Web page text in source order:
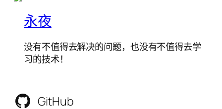
永夜
没有不值得去解决的问题，也没有不值得去学
习的技术！
GitHub